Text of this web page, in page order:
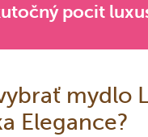
pocit
mydlo
Elegance?